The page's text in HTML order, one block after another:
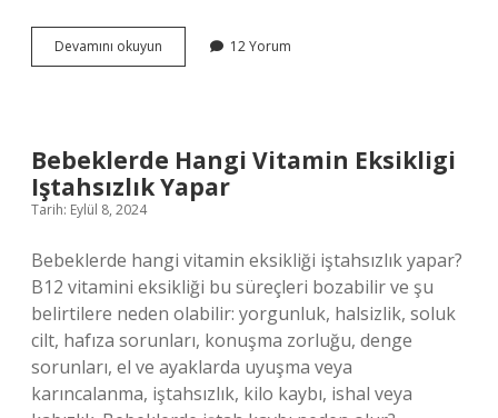
Devamını okuyun
Yumuşak
12 Yorum
Bebeklerde Hangi Vitamin Eksikligi
Iştahsızlık Yapar
Tarih: Eylül 8, 2024
Bebeklerde hangi vitamin eksikliği iştahsızlık yapar?
B12 vitamini eksikliği bu süreçleri bozabilir ve şu
belirtilere neden olabilir: yorgunluk, halsizlik, soluk
cilt, hafıza sorunları, konuşma zorluğu, denge
sorunları, el ve ayaklarda uyuşma veya
karıncalanma, iştahsızlık, kilo kaybı, ishal veya